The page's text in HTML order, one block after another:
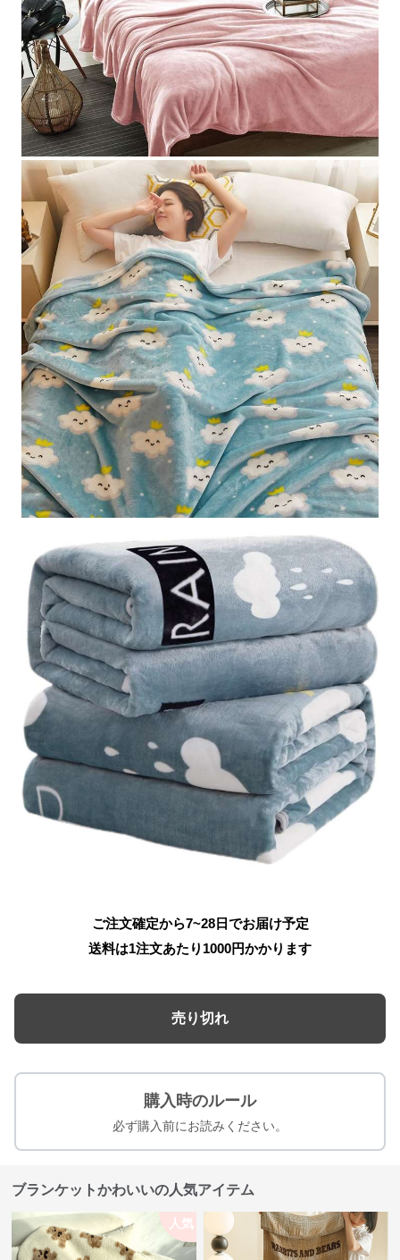
ご注文確定から7~28日でお届け予定
送料は1注文あたり 1000円かかります
売り切れ
購入時のルール
必ず購入前にお読みください。
ブランケットかわいいの人気アイテム
人気